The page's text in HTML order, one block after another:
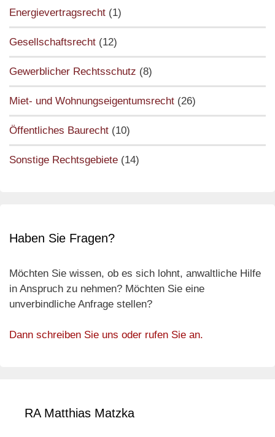
Energievertragsrecht (1)
Gesellschaftsrecht (12)
Gewerblicher Rechtsschutz (8)
Miet- und Wohnungseigentumsrecht (26)
Öffentliches Baurecht (10)
Sonstige Rechtsgebiete (14)
Haben Sie Fragen?
Möchten Sie wissen, ob es sich lohnt, anwaltliche Hilfe
in Anspruch zu nehmen? Möchten Sie eine
unverbindliche Anfrage stellen?
Dann schreiben Sie uns oder rufen Sie an.
RA Matthias Matzka